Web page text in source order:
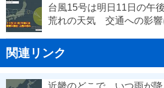
台風15号は明日11日の午
荒れの天気 交通への影響
関連リンク
近畿のどこで、いつ雨が